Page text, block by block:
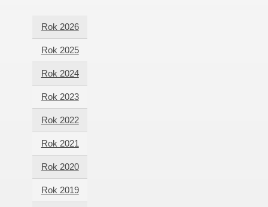
Rok 2026
Rok 2025
Rok 2024
Rok 2023
Rok 2022
Rok 2021
Rok 2020
Rok 2019